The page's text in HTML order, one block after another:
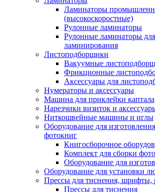
Ламинаторы
(высокоскоростные)
Рулонные ламинаторы
Рулонные ламинаторы
ламинирования
Листоподборщики
Вакуумные
Фрикционные
Аксессуары для
Нумераторы и аксессуары
Машина для приклейки
Нарезчики визиток и
Ниткошвейные машины и иглы
Оборудование для
фотокниг
Книгосборочное
Комплект для сборки
Оборудование для
Оборудование для установки
Прессы для тиснения, шрифты,
Прессы для тиснения